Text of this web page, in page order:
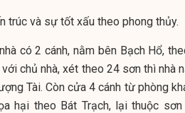
trúc và sự tốt xấu theo phong thủy.
có 2 cánh, nằm bên Bạch Hổ,
chủ nhà, xét theo 24 sơn thì nhà
Tài. Còn cửa 4 cánh từ phòng
hại theo Bát Trạch, lại thuộc sơn